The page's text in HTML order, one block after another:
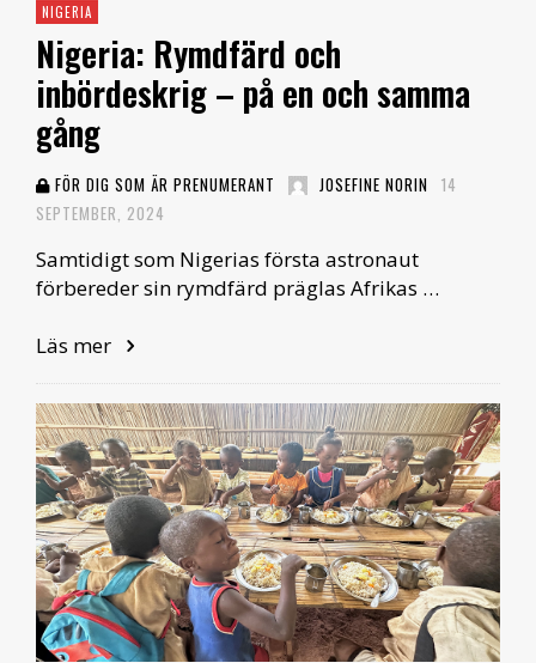
NIGERIA
Nigeria: Rymdfärd och
inbördeskrig – på en och samma
gång
FÖR DIG SOM ÄR PRENUMERANT JOSEFINE NORIN 14
SEPTEMBER, 2024
Samtidigt som Nigerias första astronaut
förbereder sin rymdfärd präglas Afrikas …
Läs mer